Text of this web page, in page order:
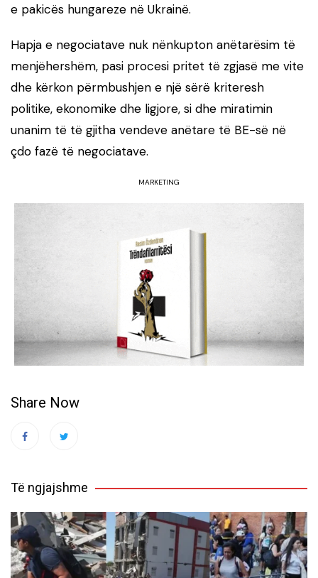
e pakicës hungareze në Ukrainë.
Hapja e negociatave nuk nënkupton anëtarësim të
menjëhershëm, pasi procesi pritet të zgjasë me vite
dhe kërkon përmbushjen e një sërë kriteresh
politike, ekonomike dhe ligjore, si dhe miratimin
unanim të të gjitha vendeve anëtare të BE-së në
çdo fazë të negociatave.
MARKETING
Share Now
Të ngjajshme